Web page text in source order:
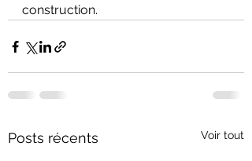
construction.
Posts récents Voir tout